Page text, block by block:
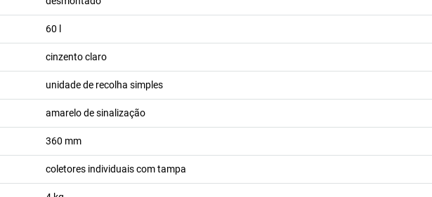
60
cinzento claro
unidade de recolha simples
amarelo de sinalização
360 mm
coletores individuais com tampa